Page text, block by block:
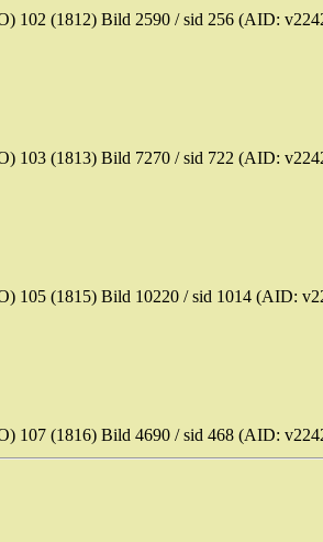
102 (1812) Bild 2590 / sid 256 (AID:
103 (1813) Bild 7270 / sid 722 (AID:
105 (1815) Bild 10220 / sid 1014 (AID:
107 (1816) Bild 4690 / sid 468 (AID: